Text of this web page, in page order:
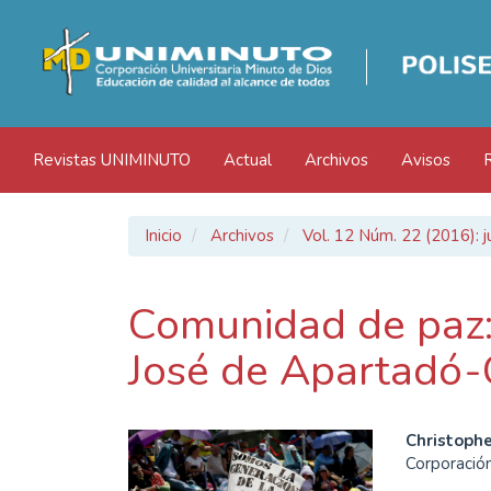
principal
Contenido
principal
Barra
lateral
Revistas UNIMINUTO Actual Archivos Avisos
Inicio Archivos Vol. 12 Núm. 22 (2016):
Comunidad de
José de
Barra